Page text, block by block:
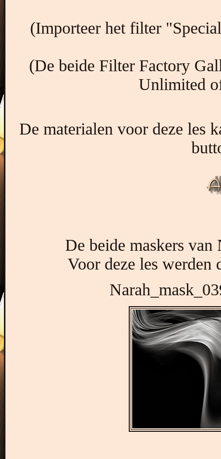
(Importeer het filter
(De beide Filter Factory
Unlimited
De materialen voor deze les
De beide maskers
Voor deze les werden